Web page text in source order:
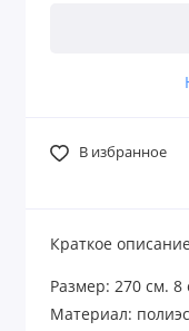
В избранное
Краткое описание
Размер: 270 см.
Материал: